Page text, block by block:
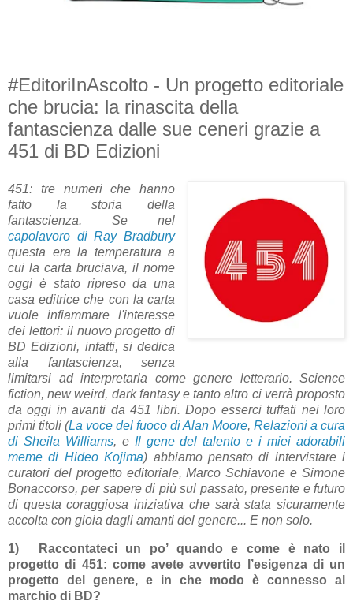
#EditoriInAscolto - Un progetto editoriale
che brucia: la rinascita della
fantascienza dalle sue ceneri grazie a
451 di BD Edizioni
451: tre numeri che hanno
fatto la storia della
fantascienza. Se nel
capolavoro di Ray Bradbury
questa era la temperatura a
cui la carta bruciava, il nome
oggi è stato ripreso da una
casa editrice che con la carta
vuole infiammare l'interesse
dei lettori: il nuovo progetto di
BD Edizioni, infatti, si dedica
alla fantascienza, senza
limitarsi ad interpretarla come genere letterario. Science
fiction, new weird, dark fantasy e tanto altro ci verrà proposto
da oggi in avanti da 451 libri. Dopo esserci tuffati nei loro
primi titoli (La voce del fuoco di Alan Moore, Relazioni a cura
di Sheila Williams, e Il gene del talento e i miei adorabili
memedi Hideo Kojima) abbiamo pensato di intervistare i
curatori del progetto editoriale, Marco Schiavone e Simone
Bonaccorso, per sapere di più sul passato, presente e futuro
di questa coraggiosa iniziativa che sarà stata sicuramente
accolta con gioia dagli amanti del genere... E non solo.
1)
Raccontateci un po’ quando e come è nato il
progetto di 451: come avete avvertito l’esigenza di un
progetto del genere, e in che modo è connesso al
marchio di BD?